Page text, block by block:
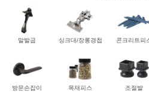
말발굽 싱크대/장롱경첩 콘크리트피
방문손잡이 목재피스 조절발